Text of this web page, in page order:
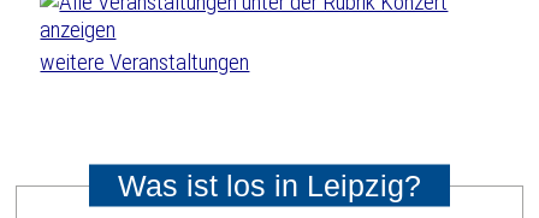
weitere Veranstaltungen
Was ist los in Leipzig?